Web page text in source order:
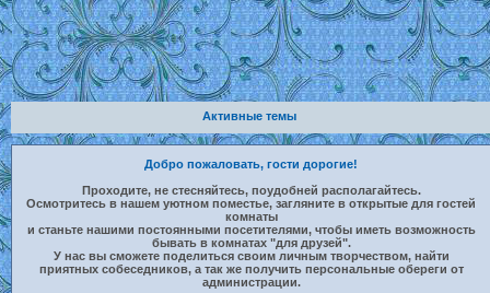
Активные темы
Добро пожаловать, гости дорогие!
Проходите, не стесняйтесь, поудобней располагайтесь.
Осмотритесь в нашем уютном поместье, загляните в открытые для гостей
комнаты
и станьте нашими постоянными посетителями, чтобы иметь возможность
бывать в комнатах "для друзей".
У нас вы сможете поделиться своим личным творчеством, найти
приятных собеседников, а так же получить персональные обереги от
администрации.